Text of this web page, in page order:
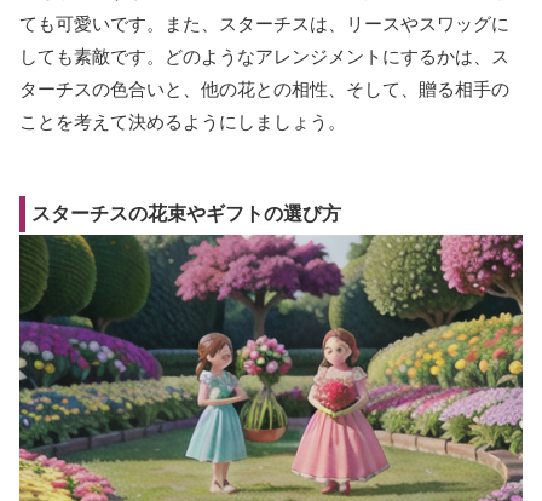
ても可愛いです。また、スターチスは、リースやスワッグに
しても素敵です。どのようなアレンジメントにするかは、ス
ターチスの色合いと、他の花との相性、そして、贈る相手の
ことを考えて決めるようにしましょう。
スターチスの花束やギフトの選び方